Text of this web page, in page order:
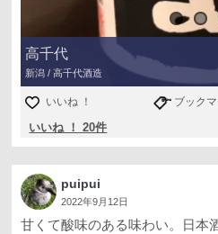
高千代
新潟 / 高千代酒造
いいね ！ ブックマ
いいね ！ 20件
puipui
2022年9月12日
甘くて酸味のある味わい。日本